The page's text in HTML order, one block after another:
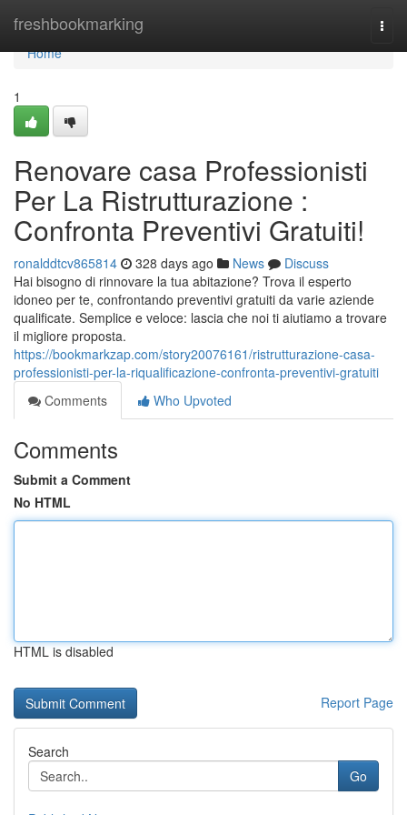
freshbookmarking
Home
Home
1
Renovare casa Professionisti
Per La Ristrutturazione :
Confronta Preventivi Gratuiti!
ronalddtcv865814 328 days ago News
Discuss
Hai bisogno di rinnovare la tua abitazione? Trova il esperto
idoneo per te, confrontando preventivi gratuiti da varie aziende
qualificate. Semplice e veloce: lascia che noi ti aiutiamo a trovare
il migliore proposta.
https://bookmarkzap.com/story20076161/ristrutturazione-casa-
professionisti-per-la-riqualificazione-confronta-preventivi-gratuiti
Comments
Who Upvoted
Comments
Submit a Comment
No HTML
HTML is disabled
Report Page
Search
Go